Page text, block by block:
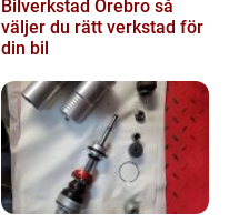
Bilverkstad Örebro så
väljer du rätt verkstad för
din bil